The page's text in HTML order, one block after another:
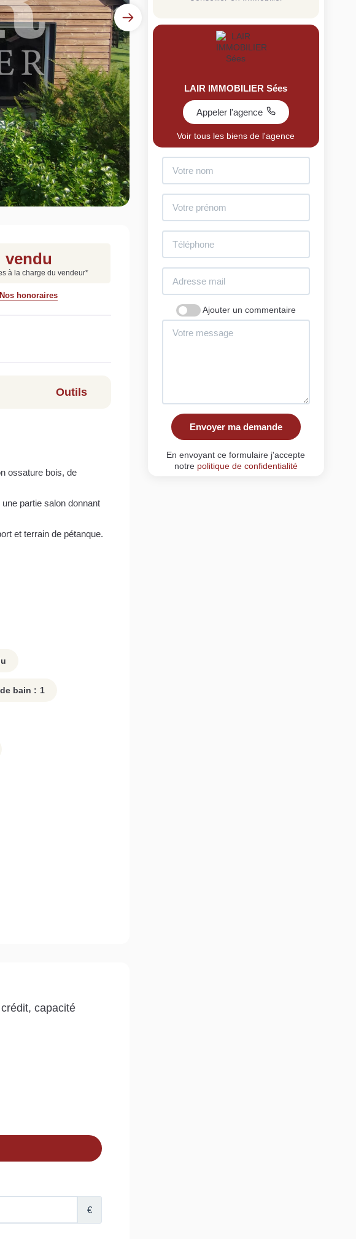
Gratuit
Estimez votre bien en ligne.
Rapide et gratuit, recevez votre estimation en
quelques clics.
Estimer mon bien maintenant
vendu
à la charge du vendeur*
Nos honoraires
Outils
ossature bois, de
partie salon donnant
et terrain de pétanque.
bain : 1
capacité
LAIR IMMOBILIER Sées
Appeler l'agence
Voir tous les biens de l'agence
Ajouter un commentaire
Envoyer ma demande
En envoyant ce formulaire j'accepte
notre politique de confidentialité